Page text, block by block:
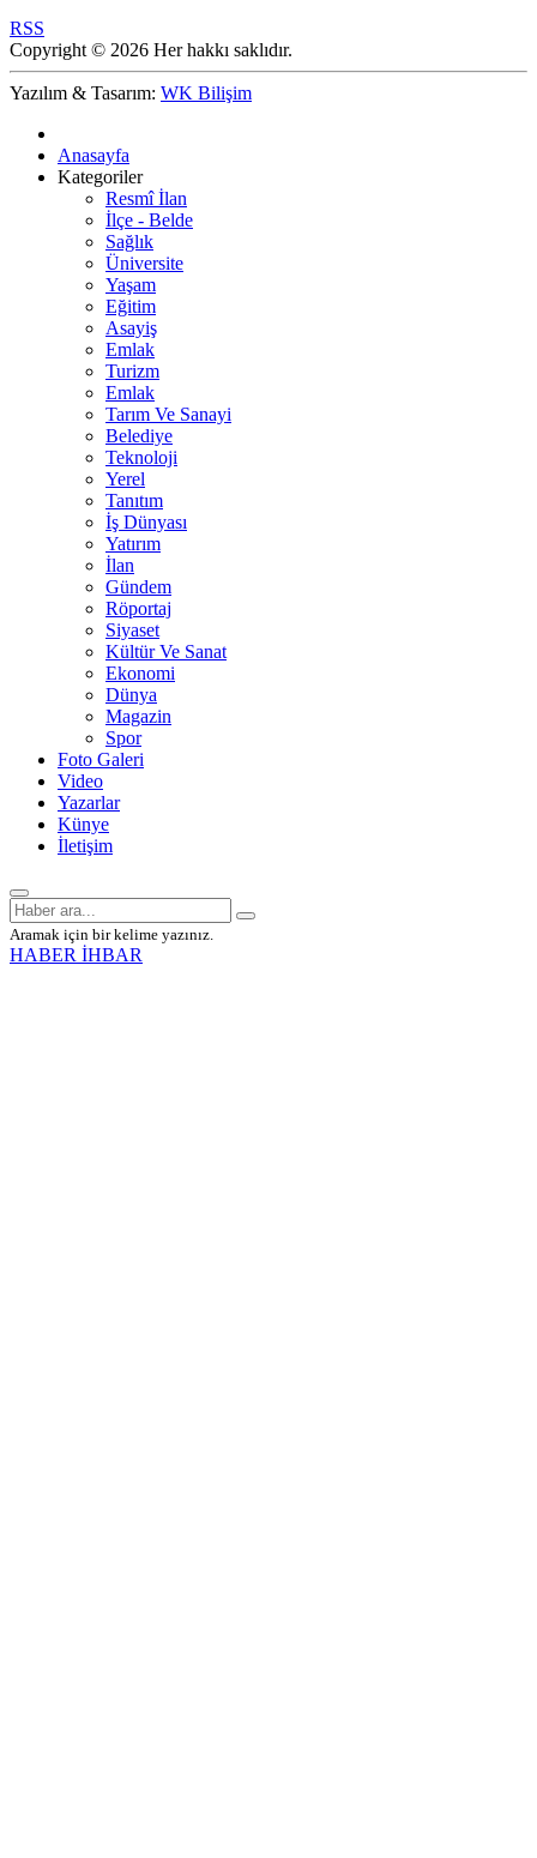
RSS
Copyright © 2026 Her hakkı saklıdır.
Yazılım & Tasarım: WK Bilişim
Anasayfa
Kategoriler
Resmî İlan
İlçe - Belde
Sağlık
Üniversite
Yaşam
Eğitim
Asayiş
Emlak
Turizm
Emlak
Tarım Ve Sanayi
Belediye
Teknoloji
Yerel
Tanıtım
İş Dünyası
Yatırım
İlan
Gündem
Röportaj
Siyaset
Kültür Ve Sanat
Ekonomi
Dünya
Magazin
Spor
Foto Galeri
Video
Yazarlar
Künye
İletişim
Aramak için bir kelime yazınız.
HABER İHBAR